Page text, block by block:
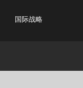
国际战略